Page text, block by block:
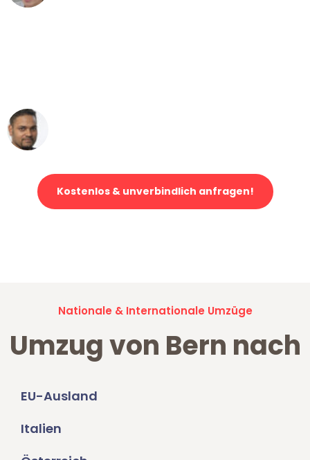
Kostenlos & unverbindlich anfragen!
Nationale & Internationale Umzüge
Umzug von Bern nach
EU-Ausland
Italien